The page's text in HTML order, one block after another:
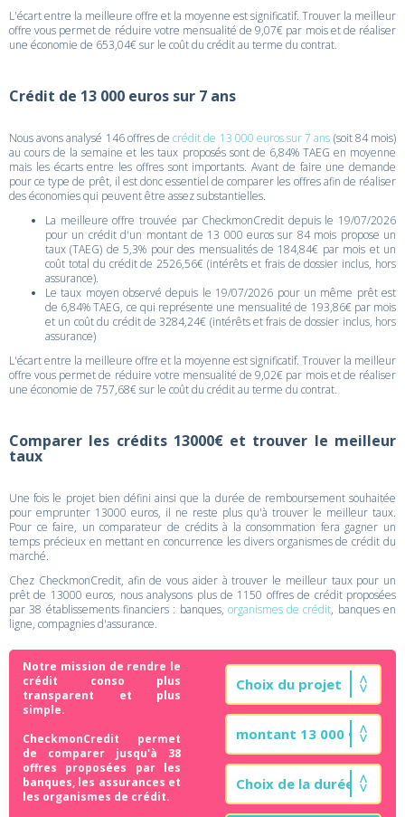
L'écart entre la meilleure offre et la moyenne est significatif. Trouver la meilleur
offre vous permet de réduire votre mensualité de 9,07€ par mois et de réaliser
une économie de 653,04€ sur le coût du crédit au terme du contrat.
Crédit de 13 000 euros sur 7 ans
Nous avons analysé 146 offres decrédit de 13 000 euros sur 7 ans (soit 84 mois)
au cours de la semaine et les taux proposés sont de 6,84% TAEG en moyenne
mais les écarts entre les offres sont importants. Avant de faire une demande
pour ce type de prêt, il est donc essentiel de comparer les offres afin de réaliser
des économies qui peuvent être assez substantielles.
La meilleure offre trouvée par CheckmonCredit depuis le 19/07/2026
pour un crédit d'un montant de 13 000 euros sur 84 mois propose un
taux (TAEG) de 5,3% pour des mensualités de 184,84€ par mois et un
coût total du crédit de 2526,56€ (intérêts et frais de dossier inclus, hors
assurance).
Le taux moyen observé depuis le 19/07/2026 pour un même prêt est
de 6,84% TAEG, ce qui représente une mensualité de 193,86€ par mois
et un coût du crédit de 3284,24€ (intérêts et frais de dossier inclus, hors
assurance)
L'écart entre la meilleure offre et la moyenne est significatif. Trouver la meilleur
offre vous permet de réduire votre mensualité de 9,02€ par mois et de réaliser
une économie de 757,68€ sur le coût du crédit au terme du contrat.
Comparer les crédits 13000€ et trouver le meilleur
taux
Une fois le projet bien défini ainsi que la durée de remboursement souhaitée
pour emprunter 13000 euros, il ne reste plus qu'à trouver le meilleur taux.
Pour ce faire, un comparateur de crédits à la consommation fera gagner un
temps précieux en mettant en concurrence les divers organismes de crédit du
marché.
Chez CheckmonCredit, afin de vous aider à trouver le meilleur taux pour un
prêt de 13000 euros, nous analysons plus de 1150 offres de crédit proposées
par 38 établissements financiers : banques, organismes de crédit, banques en
ligne, compagnies d'assurance.
Notre mission de rendre le
crédit conso plus
transparent et plus
simple.
CheckmonCredit permet
de comparer jusqu'à 38
offres proposées par les
banques, les assurances et
les organismes de crédit.